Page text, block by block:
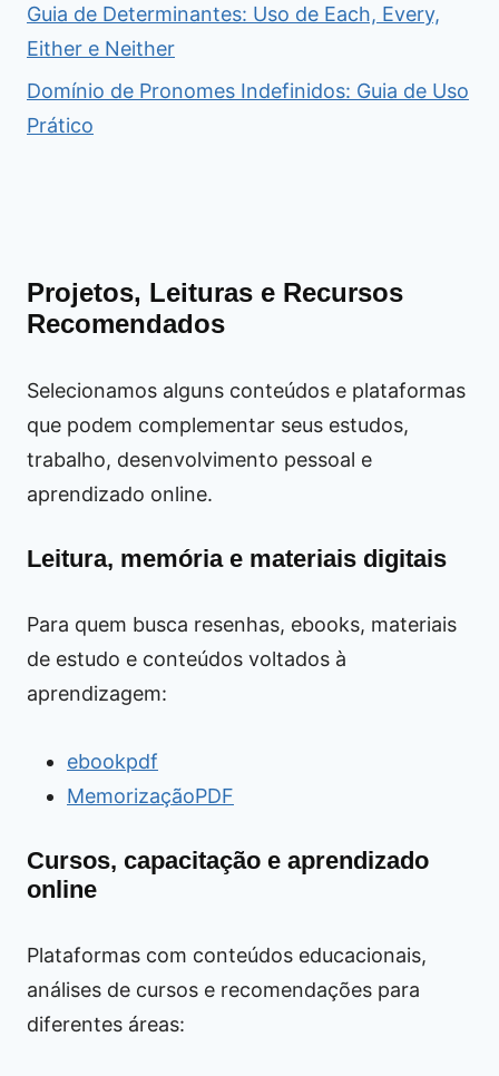
Guia de Determinantes: Uso de Each, Every,
Either e Neither
Domínio de Pronomes Indefinidos: Guia de Uso
Prático
Projetos, Leituras e Recursos
Recomendados
Selecionamos alguns conteúdos e plataformas
que podem complementar seus estudos,
trabalho, desenvolvimento pessoal e
aprendizado online.
Leitura, memória e materiais digitais
Para quem busca resenhas, ebooks, materiais
de estudo e conteúdos voltados à
aprendizagem:
ebookpdf
MemorizaçãoPDF
Cursos, capacitação e aprendizado
online
Plataformas com conteúdos educacionais,
análises de cursos e recomendações para
diferentes áreas: